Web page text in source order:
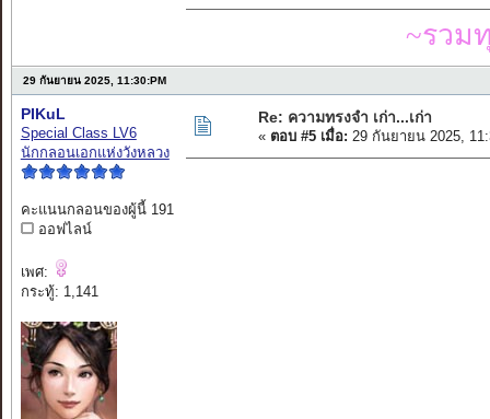
~รวม
29 กันยายน 2025, 11:30:PM
PIKuL
Special Class LV6
นักกลอนเอกแห่งวังหลวง
คะแนนกลอนของผู้นี้ 191
ออฟไลน์
เพศ:
กระทู้: 1,141
Re: ความทรงจำ เก่า...เก่า
« ตอบ #5 เมื่อ: 29 กันยายน 2025,